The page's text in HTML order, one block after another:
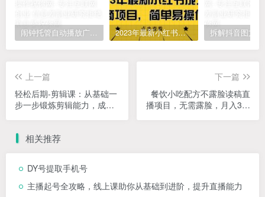
闹钟托管自动播放广告，单机5-10，无需人工操作 2023年最新小红书成人电商项目，简单易操作【详细教程】
上一篇
轻松后期-剪辑课：从基础一
步一步锻炼剪辑能力，成为
下一篇
餐饮小吃配方不露脸读稿直
播项目，无需露脸，月入3万
相关推荐
DY号提取手机号
主播起号全攻略，线上课助你从基础到进阶，提升直播能力